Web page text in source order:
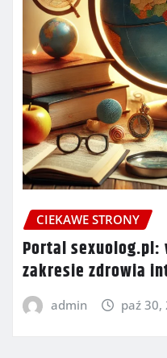
CIEKAWE STRONY
Portal sexuolog.pl:
zakresie zdrowia
admin paź 30,